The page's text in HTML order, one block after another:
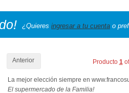
¿Quieres ingresar a tu cuenta o
Anterior Producto 1
La mejor elección siempre en
El supermercado de la Familia!